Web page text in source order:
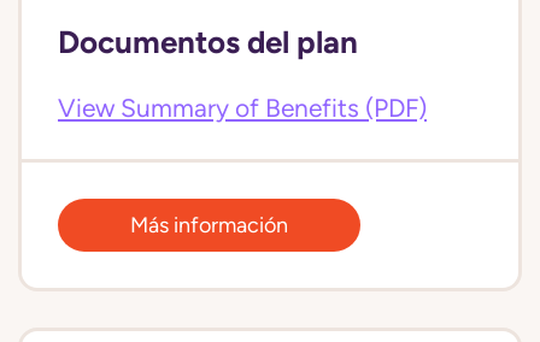
Documentos del plan
View Summary of Benefits (PDF)
Más información